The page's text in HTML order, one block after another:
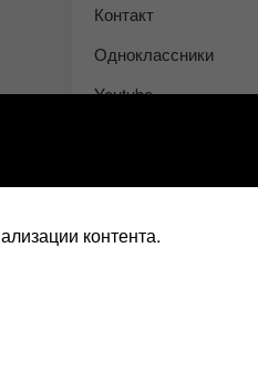
Контакт
Одноклассники
Youtube
контента.